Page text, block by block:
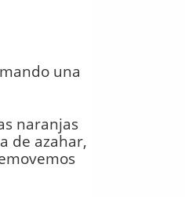
una
naranjas
de azahar,